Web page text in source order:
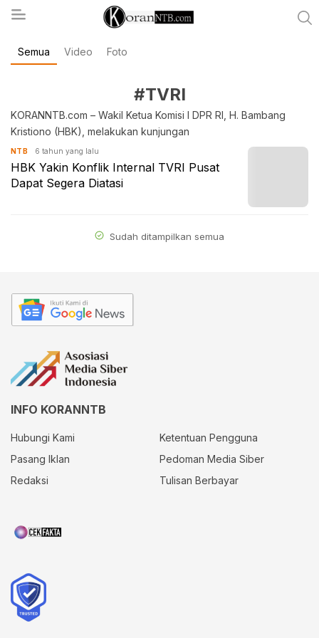
koranntb.com
Semua Video Foto
#TVRI
KORANNTB.com – Wakil Ketua Komisi I DPR RI, H. Bambang
Kristiono (HBK), melakukan kunjungan
NTB 6 tahun yang lalu
HBK Yakin Konflik Internal TVRI Pusat
Dapat Segera Diatasi
Sudah ditampilkan semua
INFO KORANNTB
Hubungi Kami
Ketentuan Pengguna
Pasang Iklan
Pedoman Media Siber
Redaksi
Tulisan Berbayar